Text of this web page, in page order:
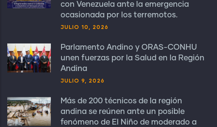
con Venezuela ante la emergencia
ocasionada por los terremotos.
JULIO 10, 2026
Parlamento Andino y ORAS-CONHU
unen fuerzas por la Salud en la Región
Andina
JULIO 9, 2026
Más de 200 técnicos de la región
andina se reúnen ante un posible
fenómeno de El Niño de moderado a